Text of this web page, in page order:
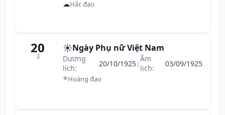
☁Hắc đạo
20
3
☀️Ngày Phụ nữ Việt Nam
Dương
lịch:
20/10/1925|Âm
lịch:
03/09/1925
⭐Hoàng đạo